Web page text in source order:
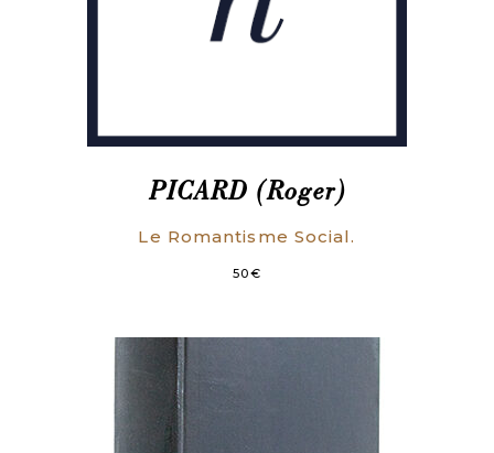
PICARD (Roger)
Le Romantisme Social.
50€